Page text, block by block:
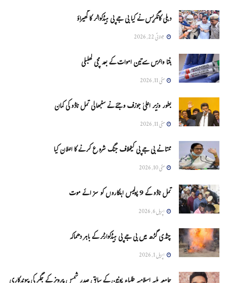
دہلی کانگریس نے کیا بی جے پی ہیڈکواٹر کا گھیراؤ
جولائی 22, 2026
ہنتا وائرس سےتین اموات کے بعد مچی کھلبلی
مئی 11, 2026
بطور وزیر اعلیٰ جوزف وجئے نے سنبھالی تمل ناڈو کی کمان
مئی 11, 2026
ممتا نے بی جے پی کیخلاف جنگ شروع کرنے کا اعلان کیا
مئی 10, 2026
تمل ناڈو کے 9 پولیس اہلکاروں کو سزائے موت
اپریل 6, 2026
چنڈی گڑھ میں بی جے پی ہیڈکوارٹر کے باہر دھماکہ
اپریل 1, 2026